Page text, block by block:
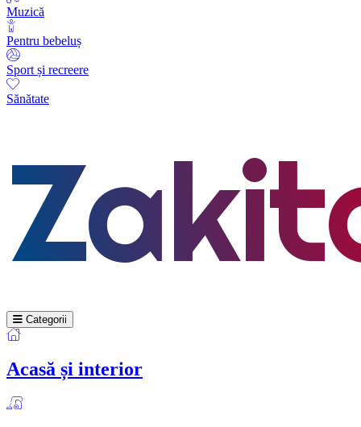
Muzică
Pentru bebeluș
Sport și recreere
Sănătate
Categorii
Acasă și interior